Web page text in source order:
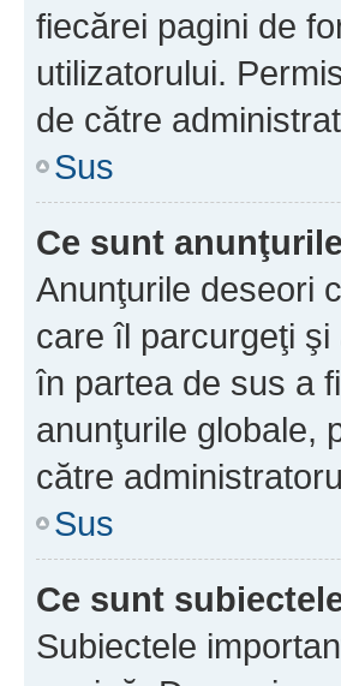
fiecărei pagini de
utilizatorului.
de către
Sus
Ce sunt
Anunţurile deseori
care îl parcurgeţi
în partea de sus a
anunţurile globale,
către
Sus
Ce sunt
Subiectele